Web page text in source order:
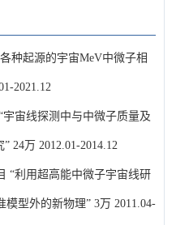
种起源的宇宙MeV中微子相
2021.12
宙线探测中与中微子质量及
24万 2012.01-2014.12
“利用超高能中微子宇宙线研
型外的新物理” 3万 2011.04-